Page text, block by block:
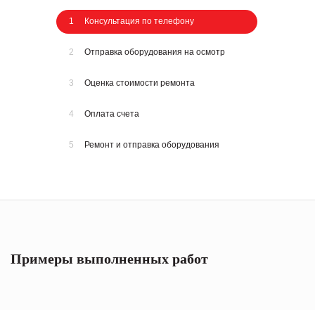
1 Консультация по телефону
2 Отправка оборудования на осмотр
3 Оценка стоимости ремонта
4 Оплата счета
5 Ремонт и отправка оборудования
Примеры выполненных работ